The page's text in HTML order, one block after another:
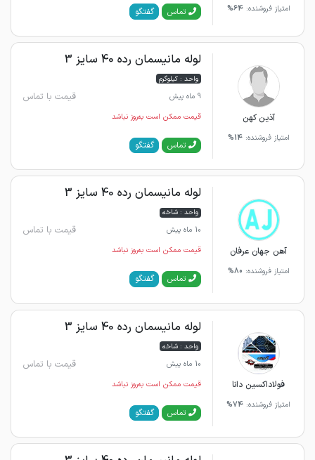
امتیاز فروشنده:64% تماس گفتگو
آذین کهن
امتیاز فروشنده:14%
لوله مانیسمان رده 40 سایز 3
واحد : کیلوگرم
9 ماه پیش
قیمت با تماس
قیمت ممکن است به‌روز نباشد
تماس گفتگو
آهن جهان عرفان
امتیاز فروشنده: 80%
لوله مانیسمان رده 40 سایز 3
واحد : شاخه
10 ماه پیش
قیمت با تماس
قیمت ممکن است به‌روز نباشد
تماس گفتگو
فولاداکسین دانا
امتیاز فروشنده: 74%
لوله مانیسمان رده 40 سایز 3
واحد : شاخه
10 ماه پیش
قیمت با تماس
قیمت ممکن است به‌روز نباشد
تماس گفتگو